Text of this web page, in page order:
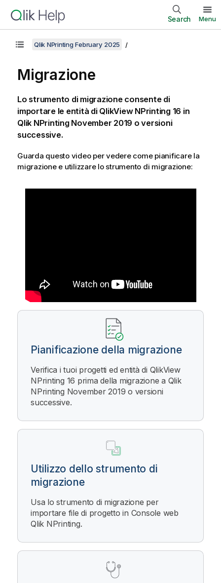
Search Menu
Qlik NPrinting February 2025
Migrazione
Lo strumento di migrazione consente di
importare le entità di QlikView NPrinting 16 in
Qlik NPrintingNovember 2019 o versioni
successive.
Guarda questo video per vedere come pianificare la
migrazione e utilizzare lo strumento di migrazione:
Pianificazione della migrazione
Verifica i tuoi progetti ed entità di QlikView
NPrinting 16 prima della migrazione a Qlik
NPrinting November 2019 o versioni
successive.
Utilizzo dello strumento di
migrazione
Usa lo strumento di migrazione per
importare file di progetto in Console web
Qlik NPrinting.